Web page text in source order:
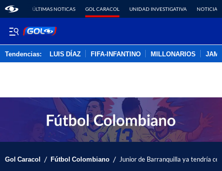
ÚLTIMAS NOTICAS GOL CARACOL UNIDAD INVESTIGATIVA NOTICIAS
Tendencias: LUIS DÍAZ FIFA-INFANTINO MILLONARIOS
Gol Caracol / Fútbol Colombiano / Junior de Barranquilla ya tendría